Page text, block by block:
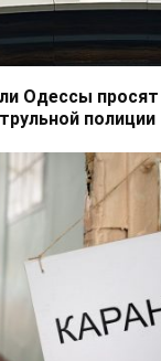
Одессы
полиции